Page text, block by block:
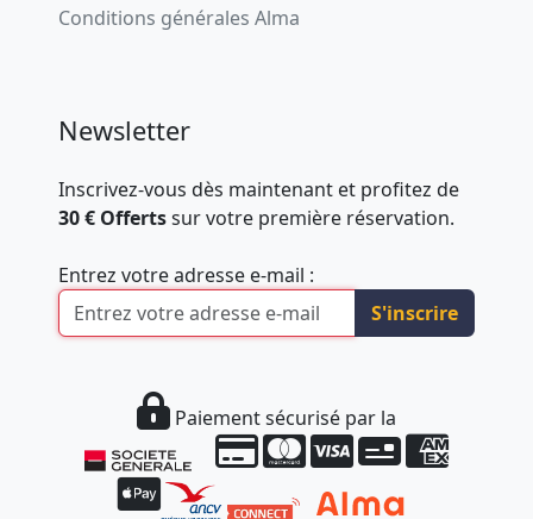
Conditions générales Alma
Newsletter
Inscrivez-vous dès maintenant et profitez de
30 € Offertssur votre première réservation.
Entrez votre adresse e-mail :
S'inscrire
Paiement sécurisé par la